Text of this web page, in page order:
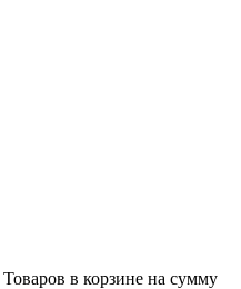
Товаров в корзине на сумму